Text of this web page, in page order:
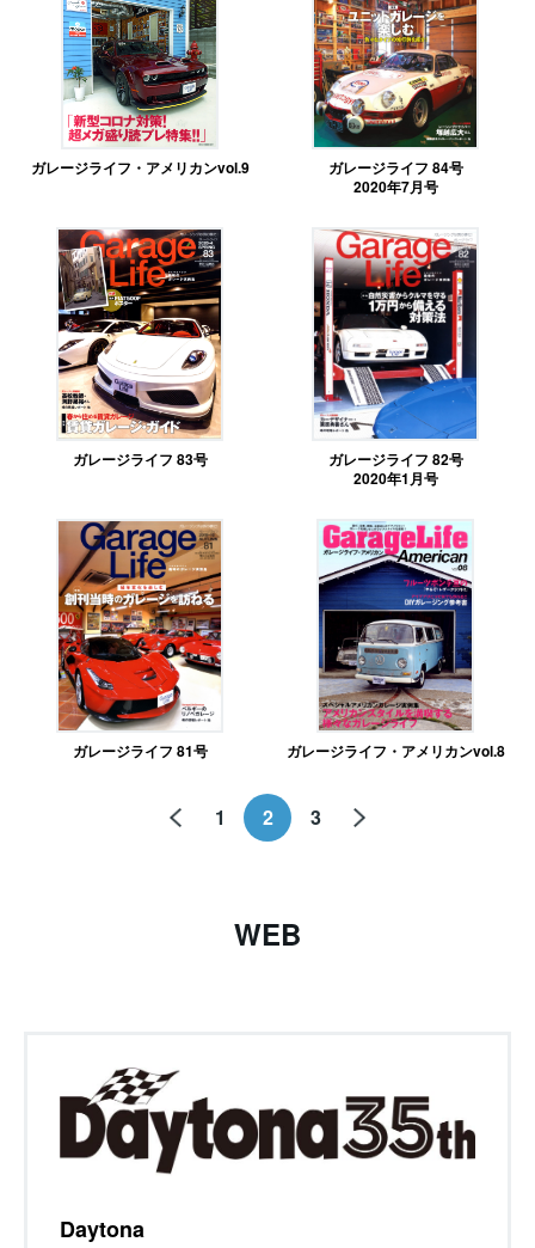
ガレージライフ・アメリカンvol.9
ガレージライフ 84号
2020年7月号
ガレージライフ 83号
ガレージライフ 82号
2020年1月号
ガレージライフ 81号 ガレージライフ・アメリカンvol.8
1 2 3
WEB
Daytona